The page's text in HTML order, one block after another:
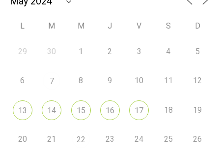
L M M J V S D
29 30 1 2 3 4 5
6 7 8 9 10 11 12
13 14 15 16 17 18 19
20 21 22 23 24 25 26